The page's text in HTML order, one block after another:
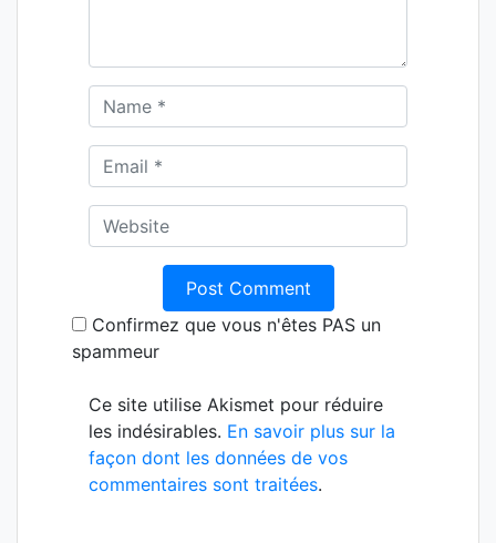
Confirmez que vous n'êtes PAS un
spammeur
Ce site utilise Akismet pour réduire
les indésirables. En savoir plus sur la
façon dont les données de vos
commentaires sont traitées.